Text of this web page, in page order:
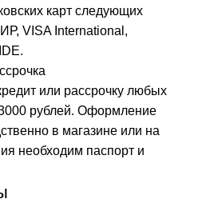
карт следующих
VISA International,
или рассрочку любых
рублей. Оформление
в магазине или на
необходим паспорт и